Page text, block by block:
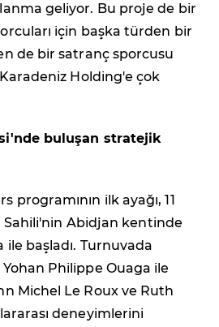
geliyor. Bu proje de bir
için başka türden bir
de bir satranç sporcusu
Holding'e çok
buluşan stratejik
programının ilk ayağı, 11
Sahili'nin Abidjan kentinde
başladı. Turnuvada
Philippe Ouaga ile
Michel Le Roux ve Ruth
deneyimlerini